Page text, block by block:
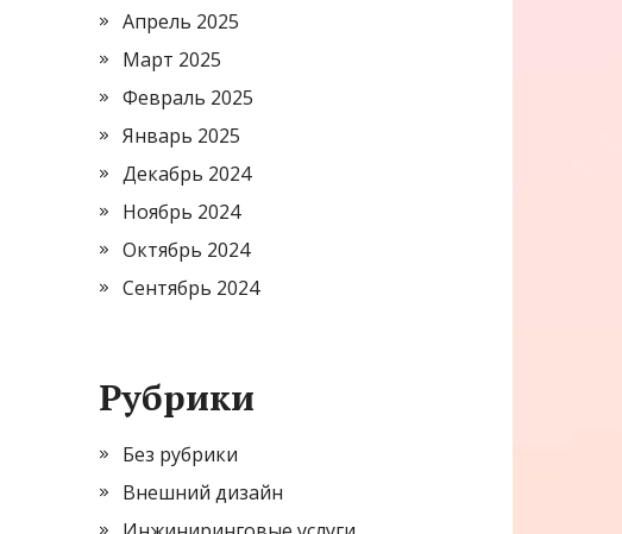
Апрель 2025
Март 2025
Февраль 2025
Январь 2025
Декабрь 2024
Ноябрь 2024
Октябрь 2024
Сентябрь 2024
Рубрики
Без рубрики
Внешний дизайн